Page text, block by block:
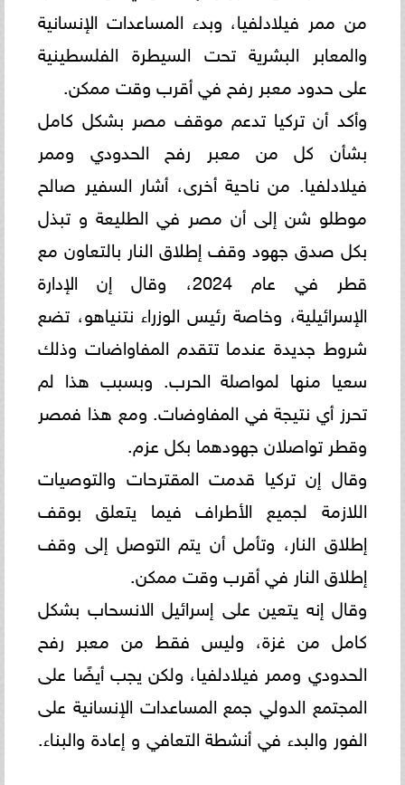
من ممر فيلادلفيا، وبدء المساعدات ‏الإنسانية
والمعابر البشرية تحت السيطرة الفلسطينية
على حدود معبر رفح في أقرب وقت ممكن.‏
وأكد أن تركيا تدعم موقف مصر بشكل كامل
بشأن كل من معبر رفح الحدودي وممر
فيلادلفيا. من ناحية أخرى، أشار السفير ‏صالح
موطلو شن إلى أن مصر في الطليعة و تبذل
بكل صدق جهود وقف إطلاق النار بالتعاون مع
قطر في عام 2024، وقال إن ‏الإدارة
الإسرائيلية، وخاصة رئيس الوزراء نتنياهو، تضع
شروط جديدة عندما تتقدم المفاواضات وذلك
سعيا منها لمواصلة ‏الحرب. وبسبب هذا لم
تحرز أي نتيجة في المفاوضات. ومع هذا فمصر
وقطر تواصلان جهودهما بكل عزم.‏
وقال إن تركيا قدمت المقترحات والتوصيات
اللازمة لجميع الأطراف فيما يتعلق بوقف
إطلاق النار، وتأمل أن يتم التوصل إلى ‏وقف
إطلاق النار في أقرب وقت ممكن.‏
وقال إنه يتعين على إسرائيل الانسحاب بشكل
كامل من غزة، وليس فقط من معبر رفح
الحدودي وممر فيلادلفيا، ولكن يجب ‏أيضًا على
المجتمع الدولي جمع المساعدات الإنسانية على
الفور والبدء في أنشطة التعافي و إعادة والبناء.